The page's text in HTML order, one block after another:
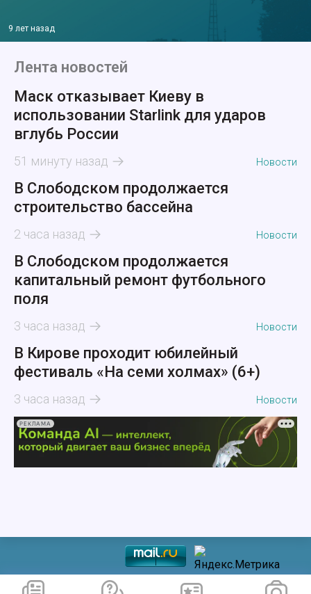
9 лет назад
Лента новостей
Маск отказывает Киеву в
использовании Starlink для ударов
вглубь России
51 минуту назад Новости
В Слободском продолжается
строительство бассейна
2 часа назад Новости
В Слободском продолжается
капитальный ремонт футбольного
поля
3 часа назад Новости
В Кирове проходит юбилейный
фестиваль «На семи холмах» (6+)
3 часа назад Новости
РЕКЛАМА